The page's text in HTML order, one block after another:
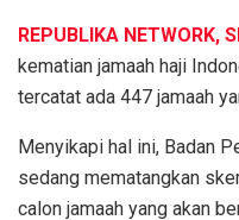
REPUBLIKA NETWORK,
kematian jamaah haji
tercatat ada 447 jamaah
Menyikapi hal ini, Badan
sedang mematangkan
calon jamaah yang akan